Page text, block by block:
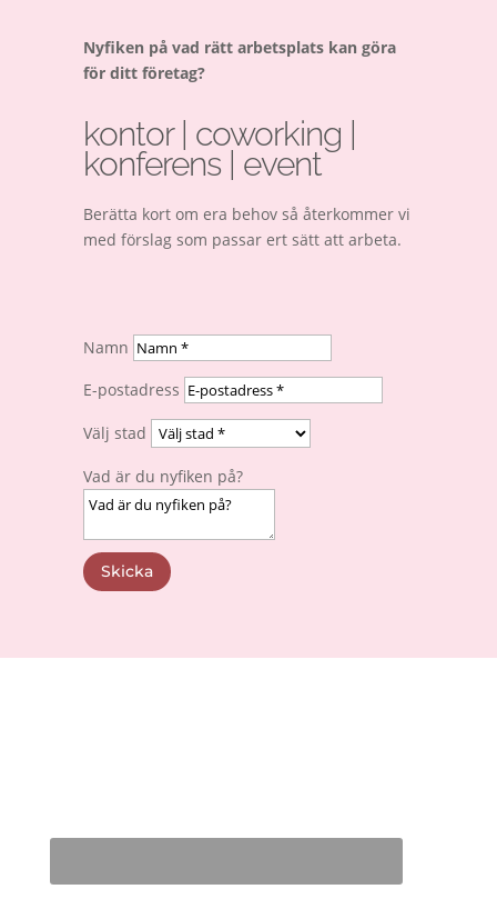
Nyfiken på vad rätt arbetsplats kan göra
för ditt företag?
kontor | coworking |
konferens | event
Berätta kort om era behov så återkommer vi
med förslag som passar ert sätt att arbeta.
Namn
E-postadress
Välj stad
Vad är du nyfiken på?
Skicka